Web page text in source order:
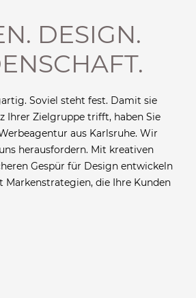
DESIGN.
Soviel steht fest. Damit sie
Ihrer Zielgruppe trifft, haben Sie
aus Karlsruhe. Wir
herausfordern. Mit kreativen
Gespür für Design entwickeln
die Ihre Kunden